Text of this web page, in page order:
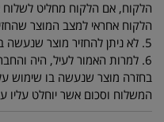
הלקוח, אם הלקוח מחליט לשלוח
הלקוח אחראי למצב המוצר
5. לא ניתן להחזיר מוצר שנעשה בו שימוש.
6. למרות האמור לעיל, היה
בחזרה מוצר שנעשה בו שימוש
המשלוח וסכום אשר יוחלט עליו